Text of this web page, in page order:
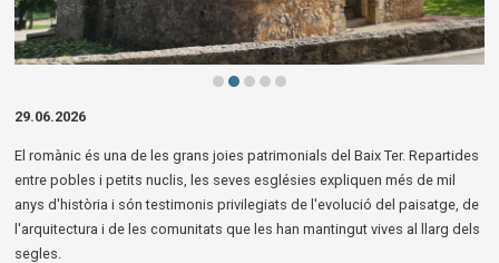
29.06.2026
El romànic és una de les grans joies patrimonials del Baix Ter. Repartides
entre pobles i petits nuclis, les seves esglésies expliquen més de mil
anys d'història i són testimonis privilegiats de l'evolució del paisatge, de
l'arquitectura i de les comunitats que les han mantingut vives al llarg dels
segles.